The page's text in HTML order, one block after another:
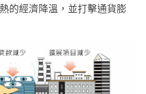
的經濟降溫，並打擊通貨膨